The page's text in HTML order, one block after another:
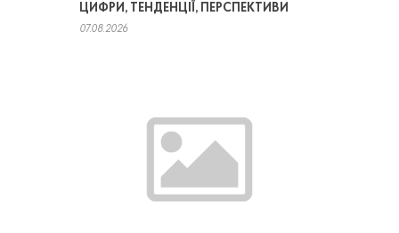
ЦИФРИ, ТЕНДЕНЦІЇ, ПЕРСПЕКТИВИ
07.08.2026